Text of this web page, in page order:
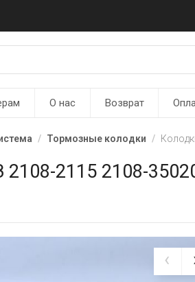
О нас Возврат
Тормозные колодки
2115 2108-